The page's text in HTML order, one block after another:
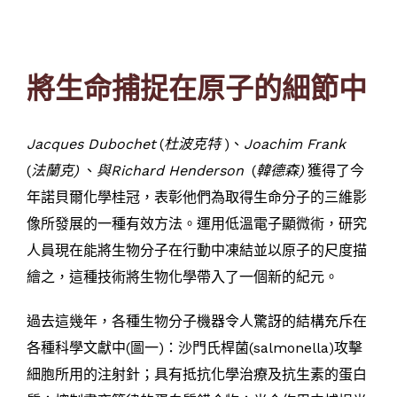
將生命捕捉在原子的細節中
Jacques Dubochet (杜波克特 )、 Joachim Frank
(法蘭克) 、 與Richard Henderson (韓德森) 獲得了今
年諾貝爾化學桂冠，表彰他們為取得生命分子的三維影
像所發展的一種有效方法。運用低溫電子顯微術，研究
人員現在能將生物分子在行動中凍結並以原子的尺度描
繪之，這種技術將生物化學帶入了一個新的紀元。
過去這幾年，各種生物分子機器令人驚訝的結構充斥在
各種科學文獻中(圖一)：沙門氏桿菌(salmonella)攻擊
細胞所用的注射針；具有抵抗化學治療及抗生素的蛋白